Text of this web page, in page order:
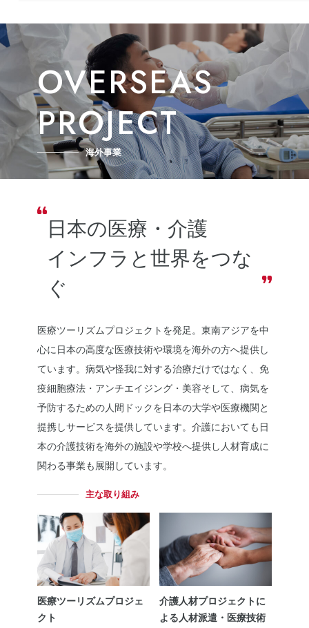
OVERSEAS
PROJECT
海外事業
日本の医療・介護
インフラと世界をつな
ぐ
医療ツーリズムプロジェクトを発足。東南アジアを中
心に日本の高度な医療技術や環境を海外の方へ提供し
ています。病気や怪我に対する治療だけではなく、免
疫細胞療法・アンチエイジング・美容そして、病気を
予防するための人間ドックを日本の大学や医療機関と
提携しサービスを提供しています。介護においても日
本の介護技術を海外の施設や学校へ提供し人材育成に
関わる事業も展開しています。
主な取り組み
医療ツーリズムプロジェ
クト
介護人材プロジェクトに
よる人材派遣・医療技術